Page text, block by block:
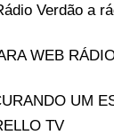
Verdão a
WEB
UM
TV